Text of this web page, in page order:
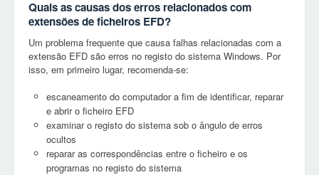
Quais as causas dos erros relacionados com
extensões de ficheiros EFD?
Um problema frequente que causa falhas relacionadas com a
extensão EFD são erros no registo do sistema Windows. Por
isso, em primeiro lugar, recomenda-se:
escaneamento do computador a fim de identificar, reparar
e abrir o ficheiro EFD
examinar o registo do sistema sob o ângulo de erros
ocultos
reparar as correspondências entre o ficheiro e os
programas no registo do sistema